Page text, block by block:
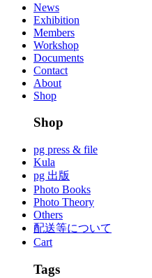
News
Exhibition
Members
Workshop
Documents
Contact
About
Shop
Shop
pg press & file
Kula
pg 出版
Photo Books
Photo Theory
Others
配送等について
Cart
Tags